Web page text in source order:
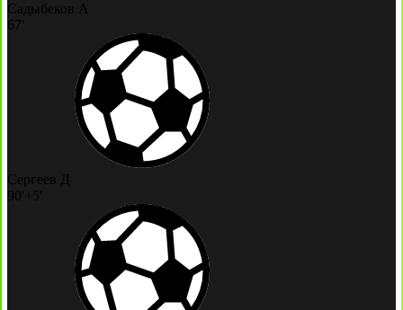
Садыбеков А
67'
Сергеев Д
90'+5'